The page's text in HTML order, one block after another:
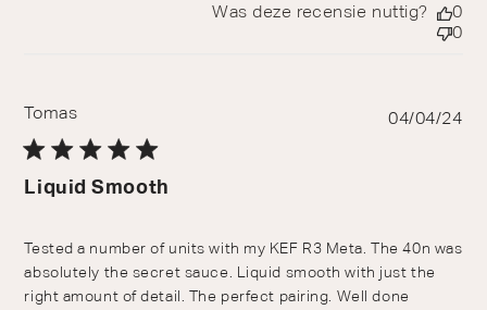
Was deze recensie nuttig?
0
0
Tomas
Liquid Smooth
Tested a number of units with my KEF R3 Meta. The 40n was
absolutely the secret sauce. Liquid smooth with just the
right amount of detail. The perfect pairing. Well done
04/04/24